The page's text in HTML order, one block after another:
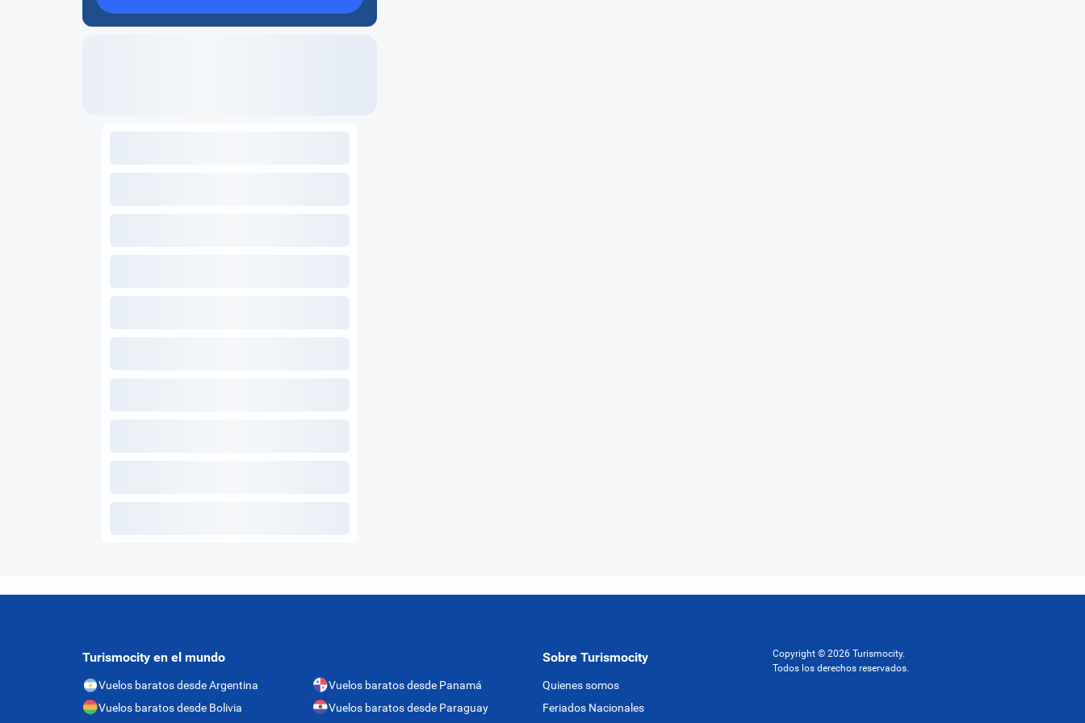
Turismocity en el mundo
Vuelos baratos desde Argentina
Vuelos baratos desde Bolivia
Vuelos baratos desde Panamá
Vuelos baratos desde Paraguay
Sobre Turismocity
Quienes somos
Feriados Nacionales
Copyright © 2026 Turismocity.
Todos los derechos reservados.